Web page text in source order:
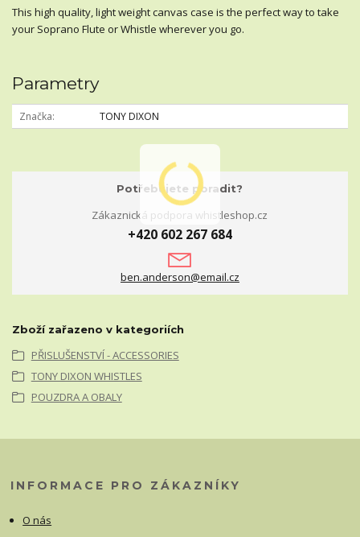
This high quality, light weight canvas case is the perfect way to take
your Soprano Flute or Whistle wherever you go.
Parametry
Značka TONY DIXON
Potřebujete poradit?
Zákaznická podpora whistleshop.cz
+420 602 267 684
ben.anderson@email.cz
Zboží zařazeno v kategoriích
PŘISLUŠENSTVÍ - ACCESSORIES
TONY DIXON WHISTLES
POUZDRA A OBALY
INFORMACE PRO ZÁKAZNÍKY
O nás